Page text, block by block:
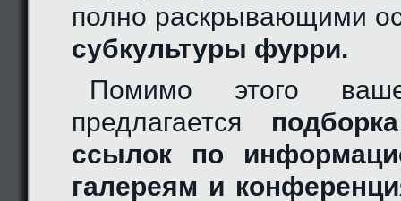
полно раскрывающими
субкультуры фурри.
Помимо этого
предлагается
ссылок по
галереям и